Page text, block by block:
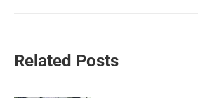
Related Posts